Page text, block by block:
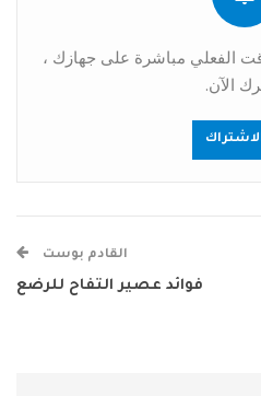
الفعلي مباشرة على جهازك ،
الآن.
القادم بوست
فوائد عصير التفاح للرضع